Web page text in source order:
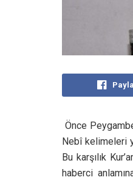
Önce
Nebî kelimeleri
Bu karşılık
haberci